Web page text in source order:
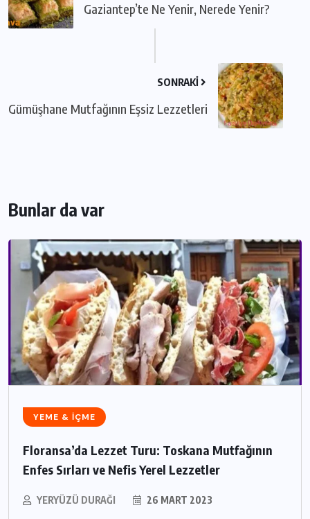
Gaziantep’te Ne Yenir, Nerede Yenir?
SONRAKI
Gümüşhane Mutfağının Eşsiz Lezzetleri
Bunlar da var
YEME & İÇME
Floransa’da Lezzet Turu: Toskana Mutfağının
Enfes Sırları ve Nefis Yerel Lezzetler
YERYÜZÜ DURAĞI 26 MART 2023